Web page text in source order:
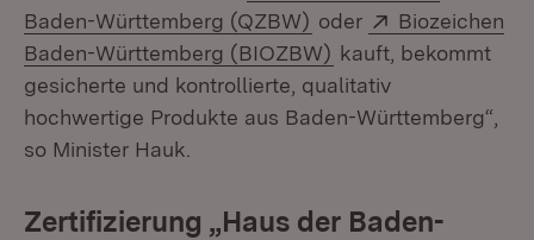
Baden-Württemberg (QZBW) (Öffnet in neuem
oder Extern:
Biozeichen
Baden-Württemberg (BIOZBW) (Öffnet in neuem
kauft, bekommt
gesicherte und kontrollierte, qualitativ
hochwertige Produkte aus Baden-Württemberg“,
so Minister Hauk.
Zertifizierung „Haus der Baden-